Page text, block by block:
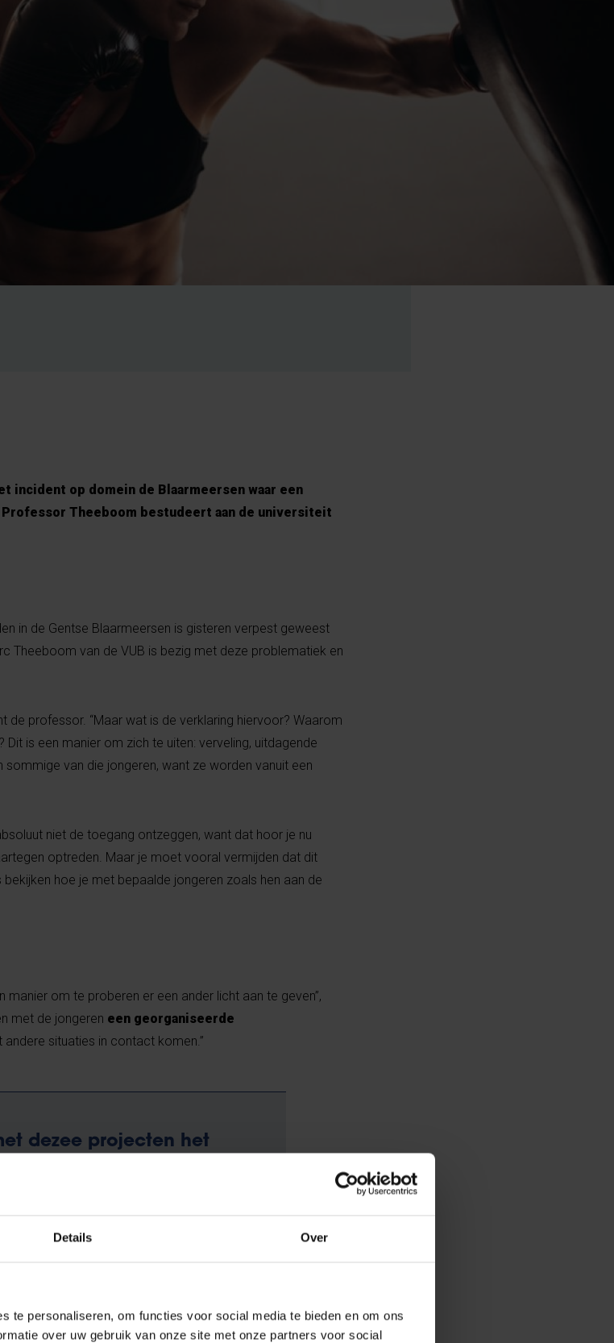
Details Over
te personaliseren, om functies voor social media te bieden en om ons
over uw gebruik van onze site met onze partners voor social
incident op domein de Blaarmeersen waar een
Theeboom bestudeert aan de universiteit
in de Gentse Blaarmeersen is gisteren verpest geweest
Theeboom van de VUB is bezig met deze problematiek en
de professor. “Maar wat is de verklaring hiervoor? Waarom
is een manier om zich te uiten: verveling, uitdagende
van die jongeren, want ze worden vanuit een
niet de toegang ontzeggen, want dat hoor je nu
optreden. Maar je moet vooral vermijden dat dit
hoe je met bepaalde jongeren zoals hen aan de
om te proberen er een ander licht aan te geven”,
met de jongeren een georganiseerde
andere situaties in contact komen.”
dezee projecten het
in Brussel om dit soort jongeren aan gevechtssport te
sport. Je kan sport dus op een bredere manier aanbieden
er ook nog eens voor dat jongeren fysiek gezonder